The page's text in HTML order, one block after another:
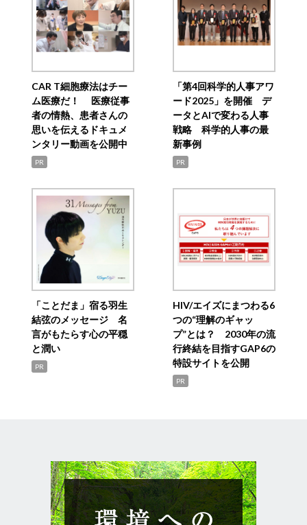
CAR T細胞療法はチー
ム医療だ！ 医療従事
者の情熱、患者さんの
思いを伝えるドキュメ
ンタリー動画を公開中
PR
「第4回科学的人事アワ
ード2025」を開催 デ
ータとAIで変わる人事
戦略 科学的人事の最
新事例
PR
「ことだま」宿る羽生
結弦のメッセージ 名
言がもたらす心の平穏
と潤い
PR
HIV/エイズにまつわる6
つの“理解のギャッ
プ”とは？ 2030年の流
行終結を目指すGAP6の
特設サイトを公開
PR